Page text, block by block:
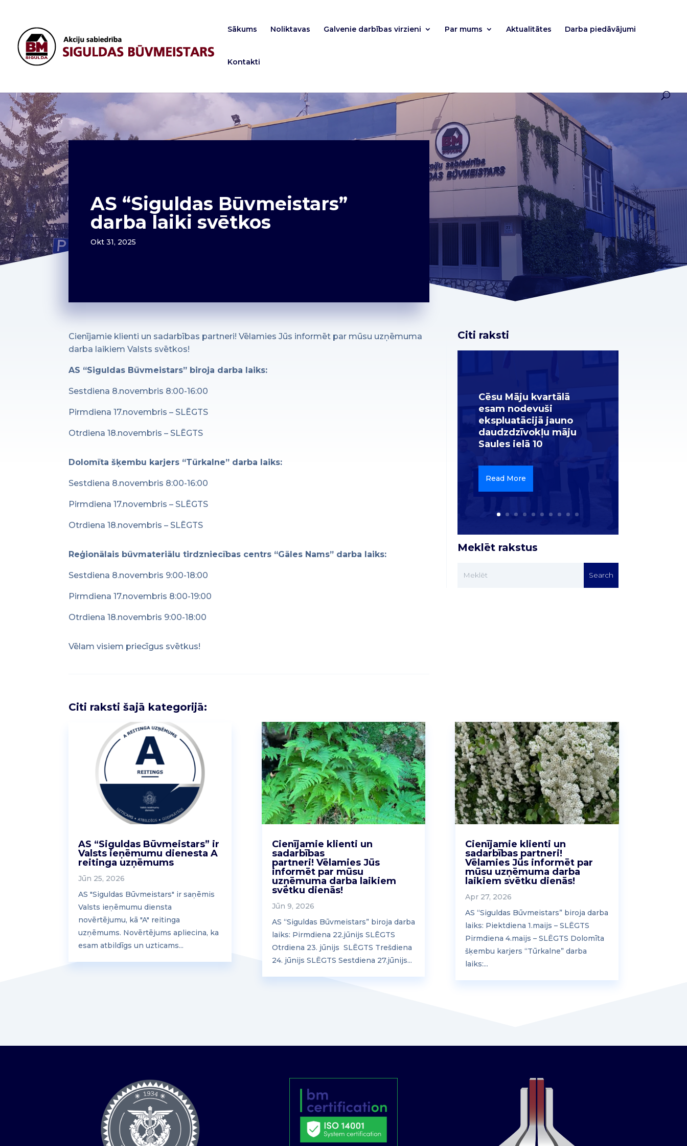
Sākums Noliktavas Galvenie darbības virzieni Par mums Aktualitātes Darba piedāvājumi
Kontakti
AS “Siguldas Būvmeistars”
darba laiki svētkos
Okt 31, 2025
Cienījamie klienti un sadarbības partneri! Vēlamies Jūs informēt par mūsu uzņēmuma
darba laikiem Valsts svētkos!
AS “Siguldas Būvmeistars” biroja darba laiks:
Sestdiena 8.novembris 8:00-16:00
Pirmdiena 17.novembris – SLĒGTS
Otrdiena 18.novembris – SLĒGTS
Dolomīta šķembu karjers “Tūrkalne” darba laiks:
Sestdiena 8.novembris 8:00-16:00
Pirmdiena 17.novembris – SLĒGTS
Otrdiena 18.novembris – SLĒGTS
Reģionālais būvmateriālu tirdzniecības centrs “Gāles Nams” darba laiks:
Sestdiena 8.novembris 9:00-18:00
Pirmdiena 17.novembris 8:00-19:00
Otrdiena 18.novembris 9:00-18:00
Vēlam visiem priecīgus svētkus!
Citi raksti
Cēsu Māju kvartālā
esam nodevuši
ekspluatācijā jauno
daudzdzīvokļu māju
Saules ielā 10
Read More
Meklēt rakstus
Citi raksti šajā kategorijā:
AS “Siguldas Būvmeistars” ir
Valsts ieņēmumu dienesta A
reitinga uzņēmums
Jūn 25, 2026
AS "Siguldas Būvmeistars" ir saņēmis
Valsts ieņēmumu diensta
novērtējumu, kā "A" reitinga
uzņēmums. Novērtējums apliecina, ka
esam atbildīgs un uzticams...
Cienījamie klienti un
sadarbības
partneri! Vēlamies Jūs
informēt par mūsu
uzņēmuma darba laikiem
svētku dienās!
Jūn 9, 2026
AS “Siguldas Būvmeistars” biroja darba
laiks: Pirmdiena 22.jūnijs SLĒGTS
Otrdiena 23. jūnijs SLĒGTS Trešdiena
24. jūnijs SLĒGTS Sestdiena 27.jūnijs...
Cienījamie klienti un
sadarbības partneri!
Vēlamies Jūs informēt par
mūsu uzņēmuma darba
laikiem svētku dienās!
Apr 27, 2026
AS “Siguldas Būvmeistars” biroja darba
laiks: Piektdiena 1.maijs – SLĒGTS
Pirmdiena 4.maijs – SLĒGTS Dolomīta
šķembu karjers “Tūrkalne” darba
laiks:...